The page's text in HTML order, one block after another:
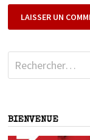
Rechercher :
BIENVENUE